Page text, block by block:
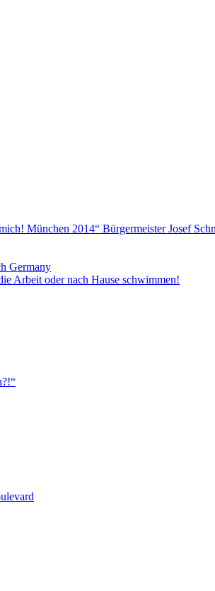
München 2014“ Bürgermeister Josef
Germany
Arbeit oder nach Hause schwimmen!